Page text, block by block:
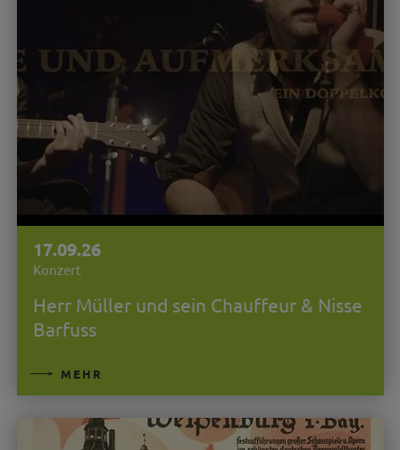
17.09.26
Konzert
Herr Müller und sein Chauffeur & Nisse
Barfuss
MEHR